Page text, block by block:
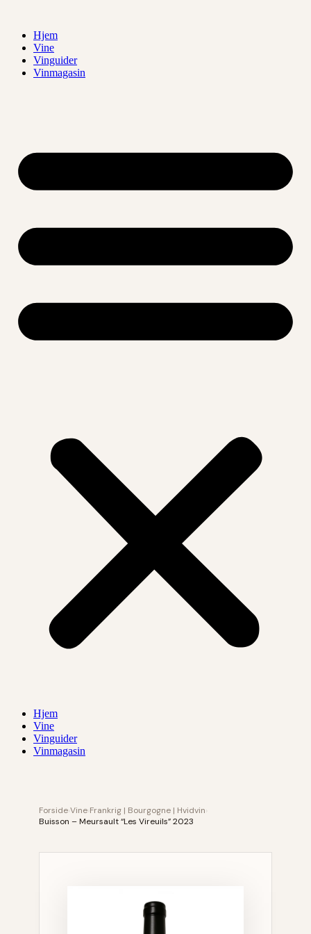
indholdHjem
Vine
Vinguider
Vinmagasin
Hjem
Vine
Vinguider
Vinmagasin
ForsideVine Frankrig | Bourgogne | Hvidvin
Buisson – Meursault “Les Vireuils” 2023